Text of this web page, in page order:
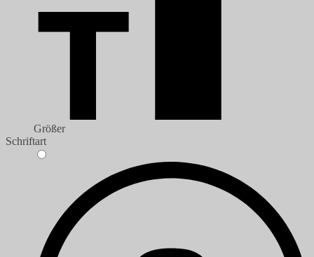
Größer
Schriftart